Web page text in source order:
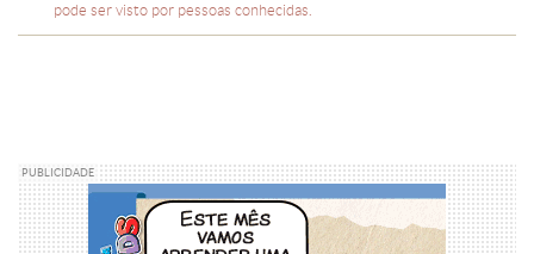
pode ser visto por pessoas conhecidas.
PUBLICIDADE